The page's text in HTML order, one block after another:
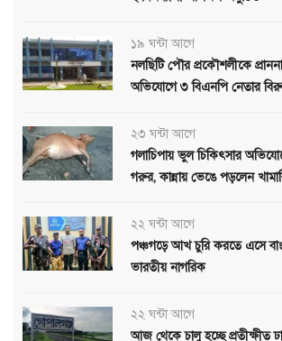
১৯ ঘন্টা আগে
নলছিটি পৌর প্রকৌশলীকে
অভিযোগে ৩ বিএনপি নেতার
২৩ ঘন্টা আগে
গলাচিপায় ভুল চিকিৎসার
গরুর, কান্নায় ভেঙে পড়লেন
২২ ঘন্টা আগে
পঞ্চগড়ে আখ চুরি করতে এসে
ভারতীয় নাগরিক
২২ ঘন্টা আগে
আজ থেকে চালু হচ্ছে প্রতীক্ষীত